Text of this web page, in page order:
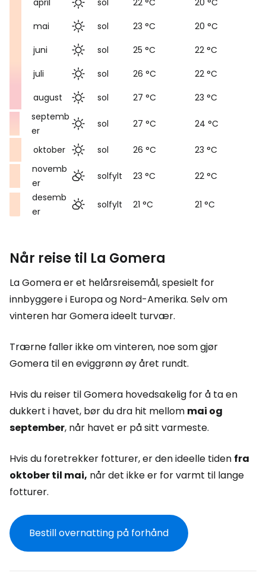
april
sol 22 °C
20 °C
mai
sol 23 °C
20 °C
juni
sol 25 °C
22 °C
juli
sol 26 °C
22 °C
august
sol 27 °C
23 °C
septemb
er
sol 27 °C 24 °C
oktober sol 26 °C
23 °C
novemb
er
solfylt 23 °C
22 °C
desemb
er
solfylt 21 °C 21 °C
Når reise til La Gomera
La Gomera er et helårsreisemål, spesielt for
innbyggere i Europa og Nord-Amerika. Selv om
vinteren har Gomera ideelt turvær.
Trærne faller ikke om vinteren, noe som gjør
Gomera til en eviggrønn øy året rundt.
Hvis du reiser til Gomera hovedsakelig for å ta en
dukkert i havet, bør du dra hit mellom mai og
september, når havet er på sitt varmeste.
Hvis du foretrekker fotturer, er den ideelle tiden fra
oktober til mai, når det ikke er for varmt til lange
fotturer.
Bestill overnatting på forhånd